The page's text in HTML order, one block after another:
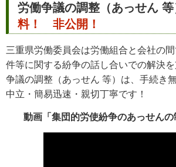
労働争議の調整（あっせん
料！
非公開！
三重県労働委員会は労働組合と会社の
件等に関する紛争の話し合いでの解決
争議の調整（あっせん 等）は、手続き
中立・簡易迅速・親切丁寧です！
動画「集団的労使紛争のあっせんの